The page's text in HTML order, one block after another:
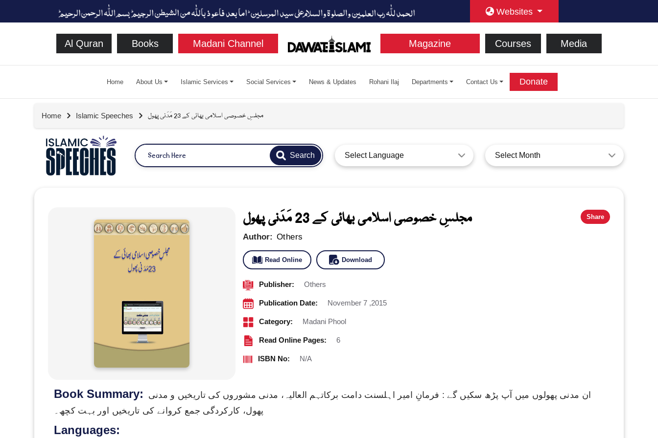
Websites
Al Quran Books Madani Channel Magazine Courses Media
Home About Us Islamic Services Social Services News & Updates Rohani Ilaj Departments Contact Us Donate
Home Islamic Speeches مجلسِ خصوصی اسلامی بھائی کے 23 مَدَنی پھول
Search Select Language Select Month
مجلسِ خصوصی اسلامی بھائی کے 23 مَدَنی پھول Share
Author: Others
Read Online Download
Publisher: Others
Publication Date: November 7 ,2015
Category: Madani Phool
Read Online Pages: 6
ISBN No: N/A
Book Summary:
ان مدنی پھولوں میں آپ پڑھ سکیں گے : فرمانِ امیر اہلسنت دامت برکاتہم العالیہ، مدنی مشوروں کی تاریخیں و مدنی
پھول، کارکردگی جمع کروانے کی تاریخیں اور بہت کچھ۔
Languages: